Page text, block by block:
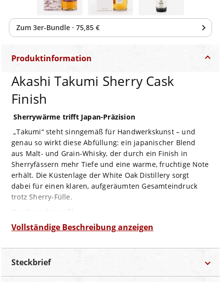
Zum 3er-Bundle · 75,85 €
Produktinformation
Akashi Takumi Sherry Cask
Finish
Sherrywärme trifft Japan-Präzision
„Takumi“ steht sinngemäß für Handwerkskunst – und
genau so wirkt diese Abfüllung: ein japanischer Blend
aus Malt- und Grain-Whisky, der durch ein Finish in
Sherryfässern mehr Tiefe und eine warme, fruchtige Note
erhält. Die Küstenlage der White Oak Distillery sorgt
dabei für einen klaren, aufgeräumten Gesamteindruck
trotz Sherry-Fülle.
Geruch:Rosinen, Trockenfrüchte, Nusskrokant, Karamell,
Geschmack:Mild und rund, fruchtige Sherrysüße, Toffee,
geröstete Nüsse, Kakao, dazu sanfte Eichenwürze
Vollständige Beschreibung anzeigen
Steckbrief